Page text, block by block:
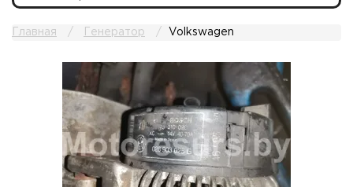
Главная Генератор Volkswagen